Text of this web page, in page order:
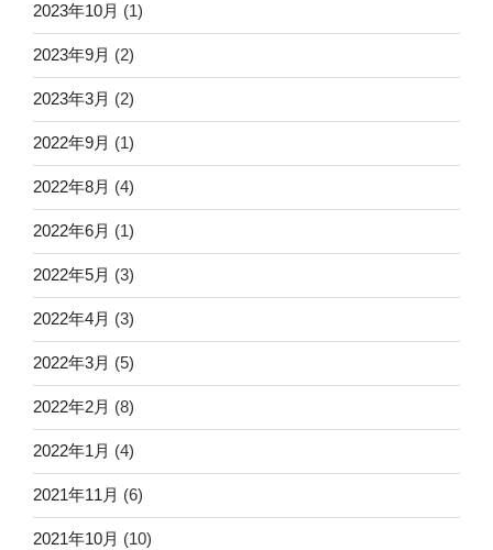
2023年10月 (1)
2023年9月 (2)
2023年3月 (2)
2022年9月 (1)
2022年8月 (4)
2022年6月 (1)
2022年5月 (3)
2022年4月 (3)
2022年3月 (5)
2022年2月 (8)
2022年1月 (4)
2021年11月 (6)
2021年10月 (10)